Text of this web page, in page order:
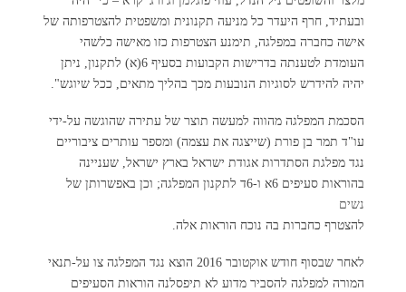
ובעתיד, חרף היעדר כל מניעה תקנונית ומשפטית להצטרפותה של
אישה כחברה במפלגה, תימנע הצטרפות כזו מאישה כלשהי
העומדת לטענתה בדרישות הקבועות בסעיף 6(א) לתקנון, ניתן
יהיה להידרש לסוגיות הנובעות מכך בהליך מתאים, ככל שיוגש".
הסכמת המפלגה מהווה למעשה תוצר של עתירה שהוגשה על-ידי
עו"ד תמר בן פורת (שייצגה את עצמה) ומספר עותרים ציבוריים
נגד מפלגת הסתדרות אגודת ישראל בארץ ישראל, שעניינה
בהוראות סעיפים 6א ו-6ד לתקנון המפלגה; וכן באפשרותן של
נשים
להצטרף כחברות בה נוכח הוראות אלה.
לאחר שבסוף חודש אוקטובר 2016 הוצא נגד המפלגה צו על-תנאי
המורה למפלגה להסביר מדוע לא תיפסלנה הוראות הסעיפים